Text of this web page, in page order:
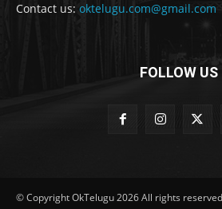
Contact us: oktelugu.com@gmail.com
FOLLOW US
© Copyright OkTelugu 2026 All rights